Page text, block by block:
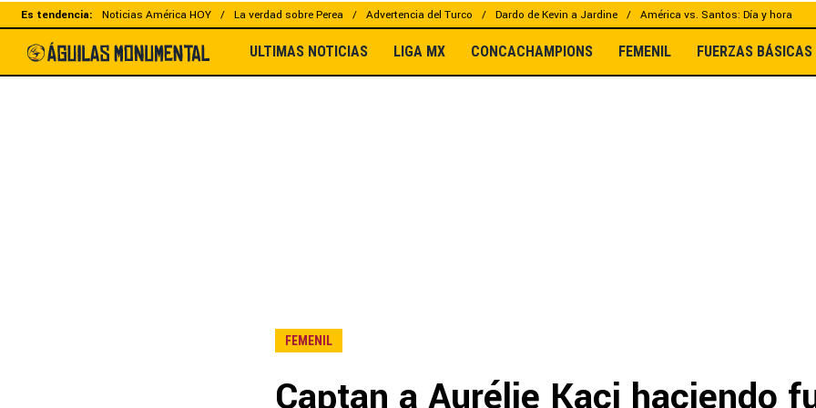
Es tendencia: Noticias América HOY La verdad sobre Perea Advertencia del Turco Dardo de Kevin a Jardine América vs. Santos: Día y hora
ULTIMAS NOTICIAS LIGA MX CONCACHAMPIONS FEMENIL FUERZAS BÁSICAS
FEMENIL
Captan a Aurélie Kaci haciendo